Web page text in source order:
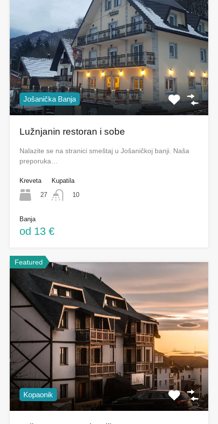
Jošanička Banja
Lužnjanin restoran i sobe
Nalazite se na stranici smeštaj u Jošaničkoj banji. Naša
preporuka…
Kreveta
27
Kupatila
10
Banja
od 13 €
Featured
Kopaonik